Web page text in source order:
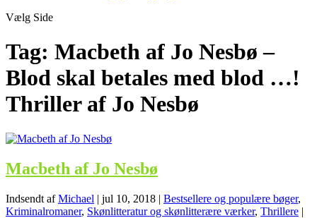
Vælg Side
Tag: Macbeth af Jo Nesbø –
Blod skal betales med blod …!
Thriller af Jo Nesbø
Macbeth af Jo Nesbø
Indsendt afMichael | jul 10, 2018 | Bestsellere og populære bøger,
Kriminalromaner, Skønlitteratur og skønlitterære værker, Thrillere |